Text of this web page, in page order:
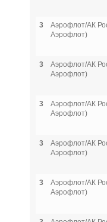
3
Аэрофлот/АК
Аэрофлот)
3
Аэрофлот/АК
Аэрофлот)
3
Аэрофлот/АК
Аэрофлот)
3
Аэрофлот/АК
Аэрофлот)
3
Аэрофлот/АК
Аэрофлот)